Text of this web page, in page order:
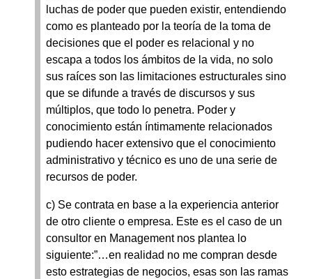
luchas de poder que pueden existir, entendiendo
como es planteado por la teoría de la toma de
decisiones que el poder es relacional y no
escapa a todos los ámbitos de la vida, no solo
sus raíces son las limitaciones estructurales sino
que se difunde a través de discursos y sus
múltiplos, que todo lo penetra. Poder y
conocimiento están íntimamente relacionados
pudiendo hacer extensivo que el conocimiento
administrativo y técnico es uno de una serie de
recursos de poder.
c) Se contrata en base a la experiencia anterior
de otro cliente o empresa. Este es el caso de un
consultor en Management nos plantea lo
siguiente:”…en realidad no me compran desde
esto estrategias de negocios, esas son las ramas